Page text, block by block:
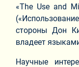
«The Use and
стороны Дон
владеет
Научные